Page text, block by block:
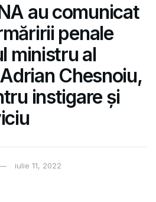
au comunicat
penale
ministru al
Chesnoiu,
instigare și
iulie 11, 2022